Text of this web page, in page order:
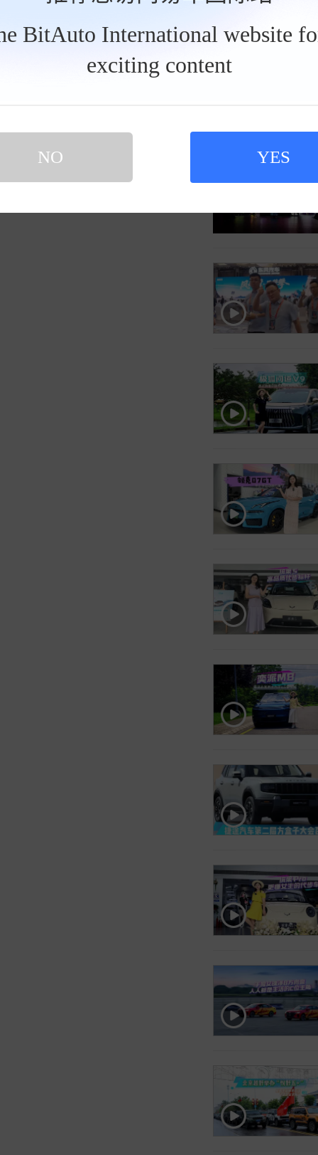
BitAuto International website
exciting content
NO YES